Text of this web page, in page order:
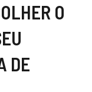
O
DE